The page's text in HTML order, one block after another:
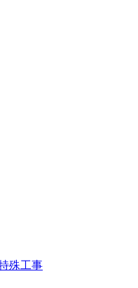
殊工事